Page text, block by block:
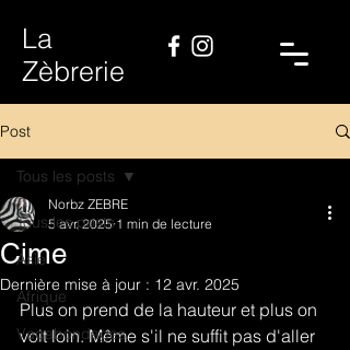
La
Zèbrerie
Post
Tous les posts
Asie
Afrique
Vagabondages
Tous les posts
Cime
Norbz ZEBRE
5 avr. 2025 1 min de lecture
Dernière mise à jour : 12 avr. 2025
Plus on prend de la hauteur et plus on
voit loin. Même s'il ne suffit pas d'aller